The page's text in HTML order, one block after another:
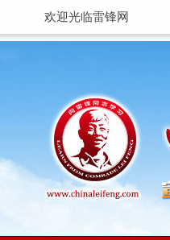
欢迎光临雷锋网